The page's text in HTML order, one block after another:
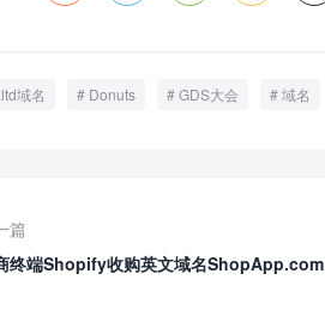
域名 Donuts GDS大会 域名
篇
终端Shopify收购英文域名ShopApp.com